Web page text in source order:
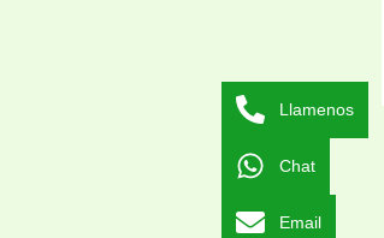
Llamenos
Chat
Email